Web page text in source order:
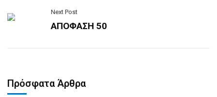
Next Post
ΑΠΟΦΑΣΗ 50
Πρόσφατα Άρθρα